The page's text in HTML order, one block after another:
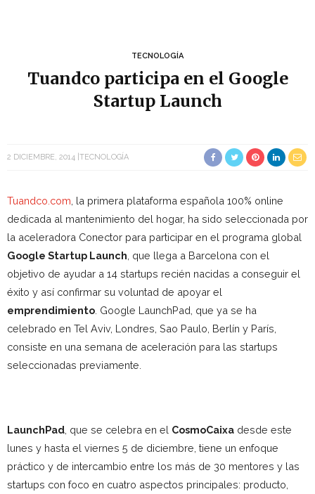
TECNOLOGÍA
Tuandco participa en el Google
Startup Launch
2 DICIEMBRE, 2014 TECNOLOGÍA
Tuandco.com , la primera plataforma española 100% online
dedicada al mantenimiento del hogar, ha sido seleccionada por
la aceleradora Conector para participar en el programa global
Google Startup Launch , que llega a Barcelona con el
objetivo de ayudar a 14 startups recién nacidas a conseguir el
éxito y así confirmar su voluntad de apoyar el
emprendimiento . Google LaunchPad, que ya se ha
celebrado en Tel Aviv, Londres, Sao Paulo, Berlín y París,
consiste en una semana de aceleración para las startups
seleccionadas previamente.
LaunchPad , que se celebra en el CosmoCaixa desde este
lunes y hasta el viernes 5 de diciembre, tiene un enfoque
práctico y de intercambio entre los más de 30 mentores y las
startups con foco en cuatro aspectos principales: producto,